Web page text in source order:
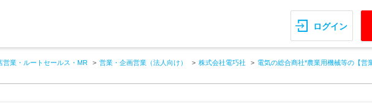
ログイン
営業・ルートセールス・MR 営業・企画営業（法人向け） 株式会社電巧社 電気の総合商社*農業用機械等の【営